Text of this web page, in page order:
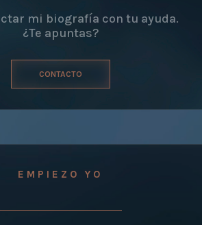
mi biografía con tu ayuda.
¿Te apuntas?
CONTACTO
EMPIEZO YO